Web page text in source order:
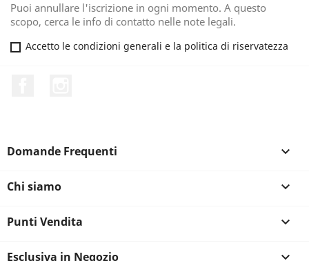
Puoi annullare l'iscrizione in ogni momento. A questo
scopo, cerca le info di contatto nelle note legali.
Accetto le condizioni generali e la politica di riservatezza
Domande Frequenti 
Chi siamo 
Punti Vendita 
Esclusiva in Negozio 